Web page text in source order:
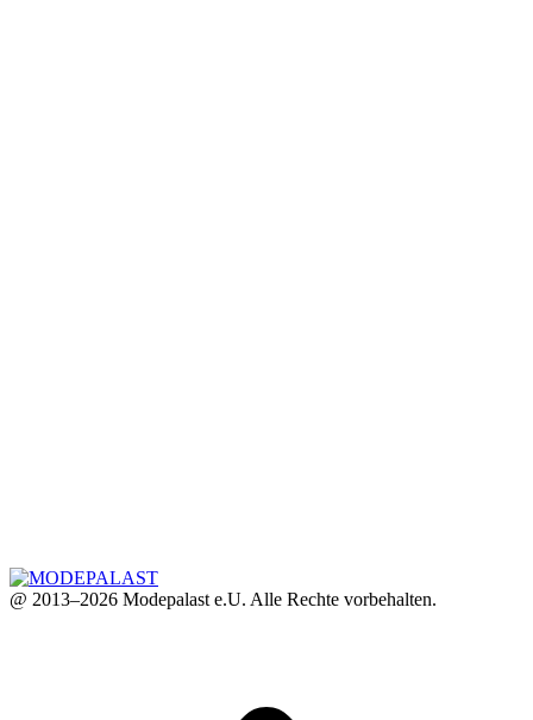
@ 2013–2026 Modepalast e.U. Alle Rechte vorbehalten.